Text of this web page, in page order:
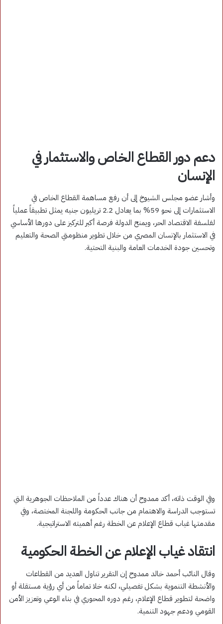
دعم دور القطاع الخاص والاستثمار في
الإنسان
وأشار عضو مجلس الشيوخ إلى أن رفع مساهمة القطاع الخاص في
الاستثمارات إلى نحو 59% بما يعادل 2.2 تريليون جنيه يمثل تطبيقاً عملياً
لفلسفة الاقتصاد الحر، ويمنح الدولة فرصة أكبر للتركيز على دورها الأساسي
في الاستثمار بالإنسان المصري من خلال تطوير منظومتي الصحة والتعليم
وتحسين جودة الخدمات العامة والبنية التحتية.
وفي الوقت ذاته، أكد ممدوح أن هناك عدداً من الملاحظات الجوهرية التي
تستوجب الدراسة والاهتمام من جانب الحكومة واللجنة المختصة، وفي
مقدمتها غياب قطاع الإعلام عن الخطة رغم أهميته الاستراتيجية.
انتقاد غياب الإعلام عن الخطة الحكومية
وقال النائب أحمد خالد ممدوح إن التقرير تناول العديد من القطاعات
والأنشطة التنموية بشكل تفصيلي، لكنه خلا تماماً من أي رؤية مستقلة أو
واضحة لتطوير قطاع الإعلام، رغم دوره المحوري في بناء الوعي وتعزيز الأمن
القومي ودعم جهود التنمية.